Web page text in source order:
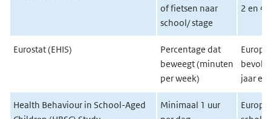
of fietsen naar
school/ stage
2 en 4
Eurostat (EHIS)
Percentage dat
beweegt (minuten
per week)
jaar en
Health Behaviour in School-Aged
Minimaal 1 uur